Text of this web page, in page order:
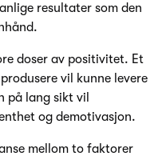
resultater som den
doser av positivitet. Et
vil kunne levere
på lang sikt vil
og demotivasjon.
mellom to faktorer